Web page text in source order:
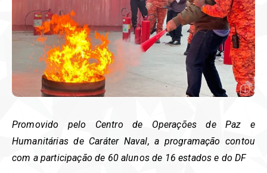
Promovido pelo Centro de Operações de Paz e
Humanitárias de Caráter Naval, a programação contou
com a participação de 60 alunos de 16 estados e do DF